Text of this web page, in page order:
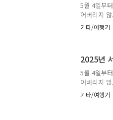
5월 4일부
어버리지
여행이나
시 미술관
봤는데도
가 없었는
있는지 확
역으로 이
기타/여행기
2025년
5월 4일부
어버리지
여행이나
소피아 왕
기타/여행기